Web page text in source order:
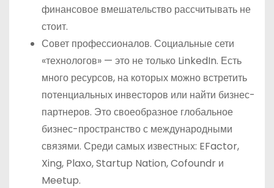
финансовое вмешательство рассчитывать не
стоит.
Совет профессионалов. Социальные сети
«технологов» — это не только LinkedIn. Есть
много ресурсов, на которых можно встретить
потенциальных инвесторов или найти бизнес-
партнеров. Это своеобразное глобальное
бизнес-пространство с международными
связями. Среди самых известных: EFactor,
Xing, Plaxo, Startup Nation, Cofoundr и
Meetup.